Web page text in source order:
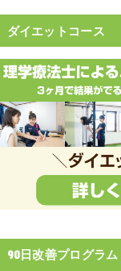
ダイエットコース
90日改善プログラム